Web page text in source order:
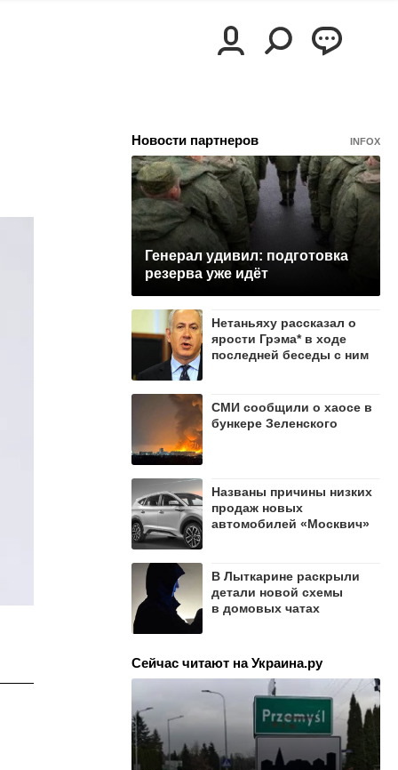
Новости партнеров INFOX
Генерал удивил: подготовка
резерва уже идёт
Нетаньяху рассказал о
ярости Грэма* в ходе
последней беседы с ним
СМИ сообщили о хаосе в
бункере Зеленского
Названы причины низких
продаж новых
автомобилей «Москвич»
В Лыткарине раскрыли
детали новой схемы
в домовых чатах
Сейчас читают на Украина.ру